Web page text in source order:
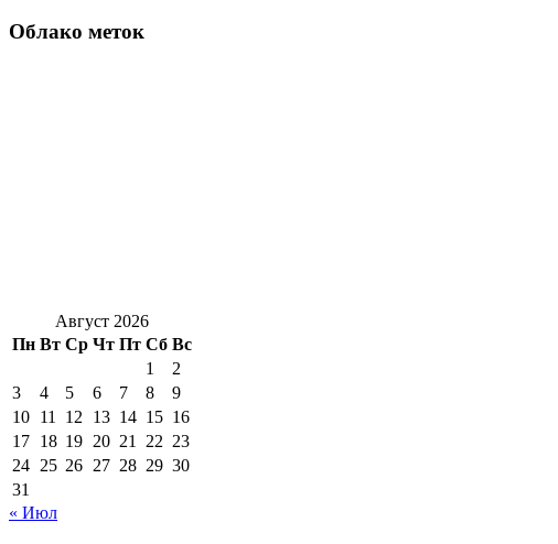
Облако меток
Август 2026
Пн Вт Ср Чт Пт Сб Вс
1
2
3
4 5 6 7 8
9
10 11 12 13 14 15 16
17 18 19 20 21 22 23
24 25 26 27 28 29 30
31
« Июл